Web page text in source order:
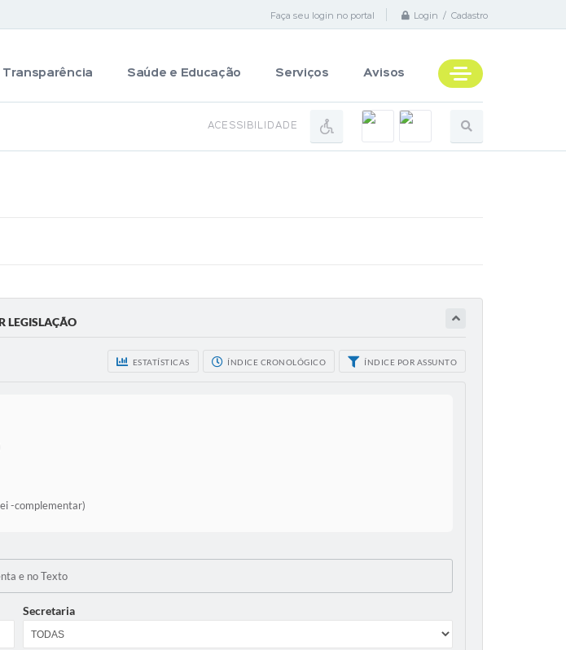
Faça seu login no portal Login / Cadastro
Transparência Saúde e Educação Serviços Avisos
ACESSIBILIDADE
LEGISLAÇÃO
ESTATÍSTICAS ÍNDICE CRONOLÓGICO ÍNDICE POR ASSUNTO
-complementar)
e no Texto
Secretaria